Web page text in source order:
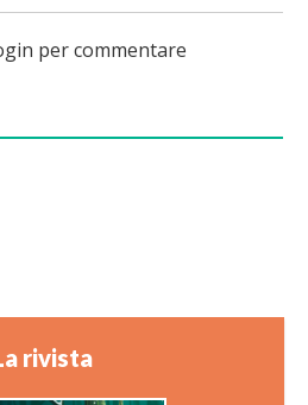
per commentare
rivista